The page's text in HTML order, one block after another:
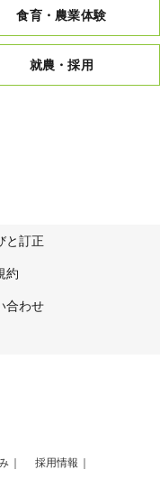
食育・農業体験
就農・採用
と訂正
約
合わせ
採用情報